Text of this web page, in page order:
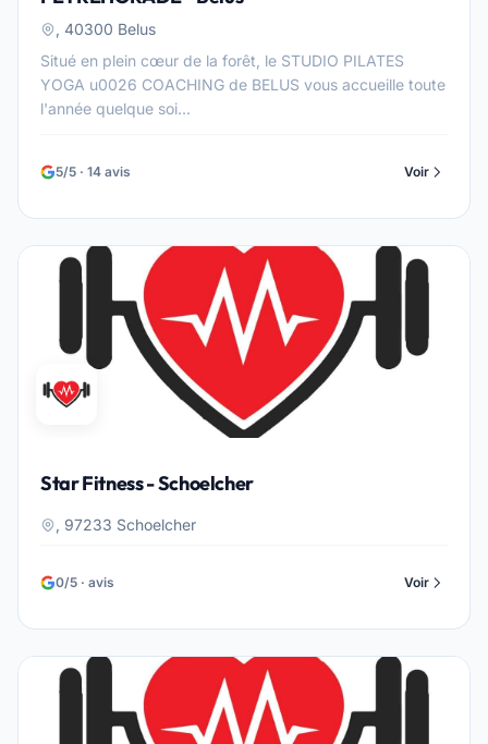
, 40300 Belus
Situé en plein cœur de la forêt, le STUDIO PILATES
YOGA u0026 COACHING de BELUS vous accueille toute
l'année quelque soi...
5/5 · 14 avis Voir
Star Fitness - Schoelcher
, 97233 Schoelcher
0/5 · avis Voir